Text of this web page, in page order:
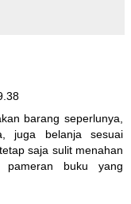
barang seperlunya,
juga belanja sesuai
saja sulit menahan
buku yang